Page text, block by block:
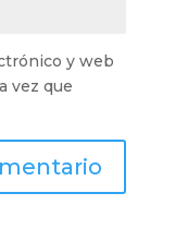
y web
vez que